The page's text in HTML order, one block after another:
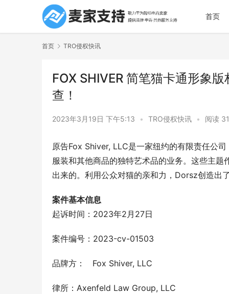
首页
首页 TRO侵权快讯
FOX SHIVER 简笔猫卡通形象
查！
2023年3月19日 下午5:13 • TRO侵权快讯 • 阅读
原告Fox Shiver, LLC是一家纽约的有限责任公
服装和其他商品的独特艺术品的业务。这些主
出来的。利用公众对猫的亲和力，Dorsz创造出
案件基本信息
起诉时间：2023年2月27日
案件编号：2023-cv-01503
品牌方：   Fox Shiver, LLC
律所：Axenfeld Law Group, LLC